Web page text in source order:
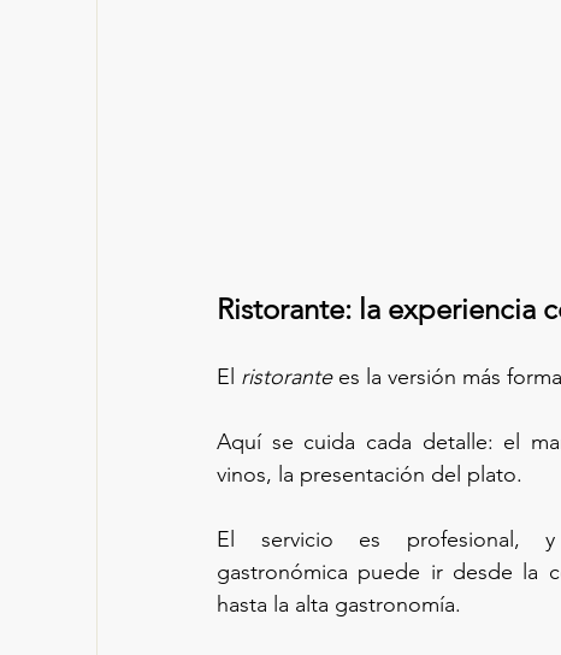
Ristorante: la experiencia
El ristorante es la versión más
Aquí se cuida cada detalle: el
vinos, la presentación del plato.
El servicio es profesional,
gastronómica puede ir desde la
hasta la alta gastronomía.